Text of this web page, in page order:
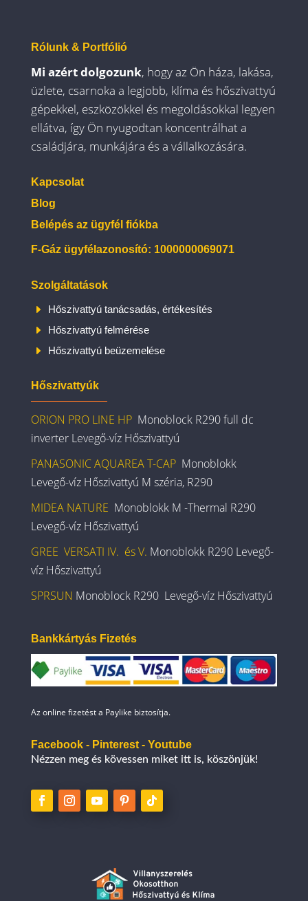
Rólunk & Portfólió
Mi azért dolgozunk, hogy az Ön háza, lakása,
üzlete, csarnoka a legjobb, klíma és hőszivattyú
gépekkel, eszközökkel és megoldásokkal legyen
ellátva, így Ön nyugodtan koncentrálhat a
családjára, munkájára és a vállalkozására.
Kapcsolat
Blog
Belépés az ügyfél fiókba
F-Gáz ügyfélazonosító: 1000000069071
Szolgáltatások
E Hőszivattyú tanácsadás, értékesítés
E Hőszivattyú felmérése
E Hőszivattyú beüzemelése
Hőszivattyúk
ORION PRO LINE HP Monoblock R290 full dc
inverter Levegő-víz Hőszivattyú
PANASONIC AQUAREA T-CAP Monoblokk
Levegő-víz Hőszivattyú M széria, R290
MIDEA NATURE Monoblokk M -Thermal R290
Levegő-víz Hőszivattyú
GREE VERSATI IV. és V. Monoblokk R290 Levegő-
víz Hőszivattyú
SPRSUN Monoblock R290 Levegő-víz Hőszivattyú
Bankkártyás Fizetés
Az online fizetést a Paylike biztosítja.
Facebook - Pinterest - Youtube
Nézzen meg és kövessen miket itt is, köszönjük!